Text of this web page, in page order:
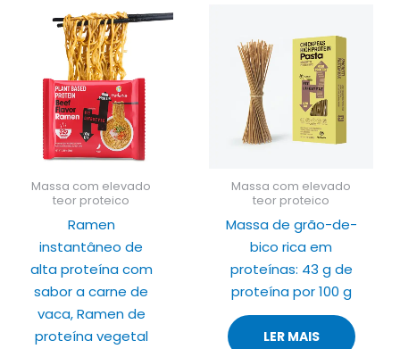
Massa com elevado
teor proteico
Ramen
instantâneo de
alta proteína com
sabor a carne de
vaca, Ramen de
proteína vegetal
Massa com elevado
teor proteico
Massa de grão-de-
bico rica em
proteínas: 43 g de
proteína por 100 g
LER MAIS